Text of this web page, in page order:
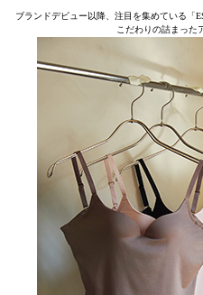
ブランドデビュー以降、注目を集めている「
こだわりの詰まった